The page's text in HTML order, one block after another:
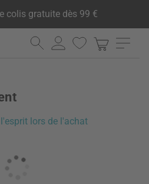
colis gratuite dès 99 €
de 60 jours
lors de l'achat